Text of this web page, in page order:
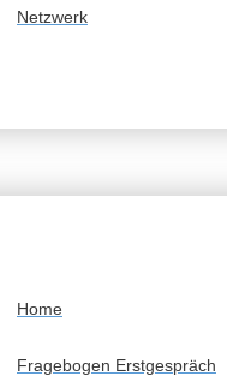
Netzwerk
Home
Fragebogen Erstgespräch